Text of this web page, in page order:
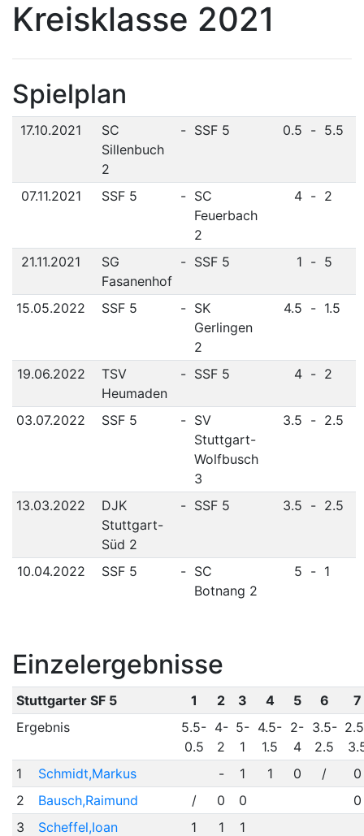
Kreisklasse 2021
Spielplan
17.10.2021
SC
Sillenbuch
2
- SSF 5 0.5 - 5.5
07.11.2021 SSF 5 - SC
Feuerbach
2
4 - 2
21.11.2021
SG
Fasanenhof
- SSF 5 1 - 5
15.05.2022 SSF 5 - SK
Gerlingen
2
4.5 - 1.5
19.06.2022
TSV
Heumaden
- SSF 5 4 - 2
03.07.2022 SSF 5 - SV
Stuttgart-
Wolfbusch
3
3.5 - 2.5
13.03.2022
DJK
Stuttgart-
Süd 2
- SSF 5 3.5 - 2.5
10.04.2022 SSF 5 - SC
Botnang 2
5 - 1
Einzelergebnisse
Stuttgarter SF 5 1 2 3 4 5 6
7
Ergebnis
5.5-
0.5
4-
2
5-
1
4.5-
1.5
2-
4
3.5-
2.5
1
Schmidt,Markus - 1 1 0 /
0
2
Bausch,Raimund / 0 0
0
3
Scheffel,Ioan 1 1
1